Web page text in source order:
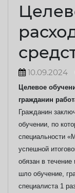
10.09.2024
Целевое
гражданин
Гражданин
обучении, по
специальности
успешной
обязан в течение
шло обучение,
специалиста 1